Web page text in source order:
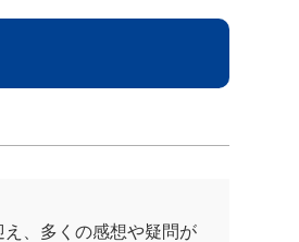
、多くの感想や疑問が